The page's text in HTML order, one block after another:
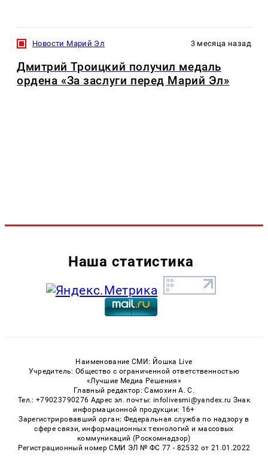
Новости Марий Эл 3 месяца назад
Дмитрий Троицкий получил медаль
ордена «За заслуги перед Марий Эл»
Наша статистика
Наименование СМИ: Йошка Live
Учредитель: Общество с ограниченной ответственностью
«Лучшие Медиа Решения»
Главный редактор: Самохин А. С.
Тел.: +79023790276 Адрес эл. почты: infolivesmi@yandex.ru Знак
информационной продукции: 16+
Зарегистрировавший орган: Федеральная служба по надзору в
сфере связи, информационных технологий и массовых
коммуникаций (Роскомнадзор)
Регистрационный номер СМИ ЭЛ № ФС 77 - 82532 от 21.01.2022